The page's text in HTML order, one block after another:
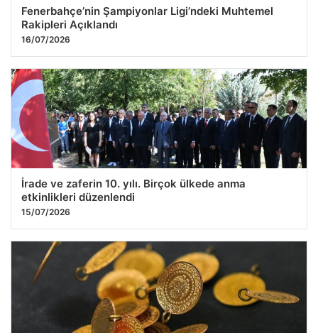
Fenerbahçe’nin Şampiyonlar Ligi’ndeki Muhtemel
Rakipleri Açıklandı
16/07/2026
İrade ve zaferin 10. yılı. Birçok ülkede anma
etkinlikleri düzenlendi
15/07/2026